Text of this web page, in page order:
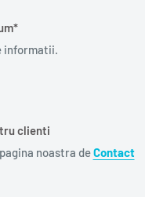
informatii.
clienti
noastra deContact